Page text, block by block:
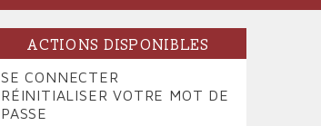
ACTIONS DISPONIBLES
PRIMARY
TABS
SE CONNECTER
ACTIF)
RÉINITIALISER VOTRE MOT DE
PASSE